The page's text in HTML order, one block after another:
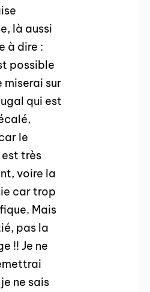
là aussi
à dire :
possible
miserai sur
qui est
le
très
voire la
car trop
Mais
pas la
!! Je ne
ne sais